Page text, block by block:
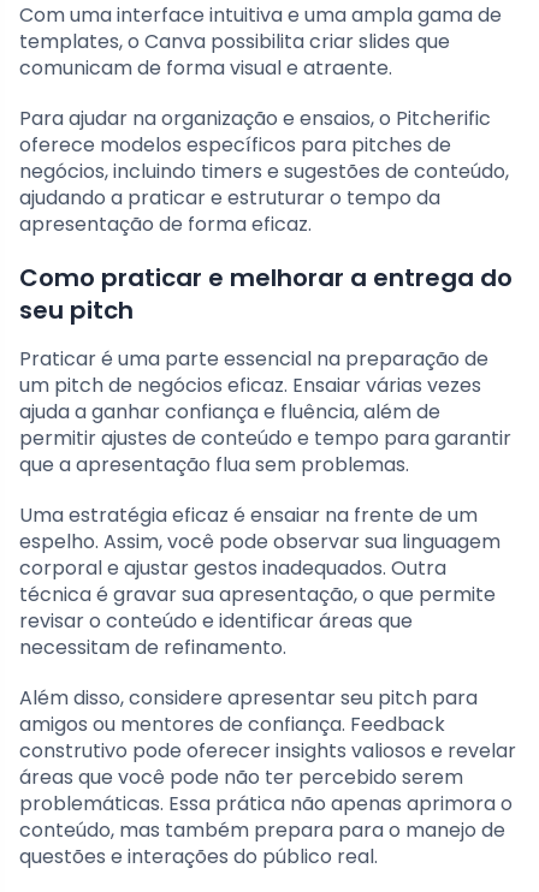
Com uma interface intuitiva e uma ampla gama de
templates, o Canva possibilita criar slides que
comunicam de forma visual e atraente.
Para ajudar na organização e ensaios, o Pitcherific
oferece modelos específicos para pitches de
negócios, incluindo timers e sugestões de conteúdo,
ajudando a praticar e estruturar o tempo da
apresentação de forma eficaz.
Como praticar e melhorar a entrega do
seu pitch
Praticar é uma parte essencial na preparação de
um pitch de negócios eficaz. Ensaiar várias vezes
ajuda a ganhar confiança e fluência, além de
permitir ajustes de conteúdo e tempo para garantir
que a apresentação flua sem problemas.
Uma estratégia eficaz é ensaiar na frente de um
espelho. Assim, você pode observar sua linguagem
corporal e ajustar gestos inadequados. Outra
técnica é gravar sua apresentação, o que permite
revisar o conteúdo e identificar áreas que
necessitam de refinamento.
Além disso, considere apresentar seu pitch para
amigos ou mentores de confiança. Feedback
construtivo pode oferecer insights valiosos e revelar
áreas que você pode não ter percebido serem
problemáticas. Essa prática não apenas aprimora o
conteúdo, mas também prepara para o manejo de
questões e interações do público real.